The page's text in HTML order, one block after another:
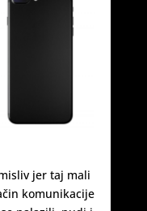
jer taj mali
komunikacije